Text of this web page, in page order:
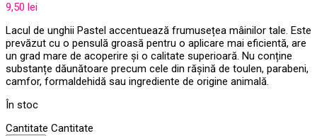
9,50 lei
Lacul de unghii Pastel accentuează frumusețea mâinilor tale. Este
prevăzut cu o pensulă groasă pentru o aplicare mai eficientă, are
un grad mare de acoperire și o calitate superioară. Nu conține
substanțe dăunătoare precum cele din rășină de toulen, parabeni,
camfor, formaldehidă sau ingrediente de origine animală.
În stoc
Cantitate Cantitate